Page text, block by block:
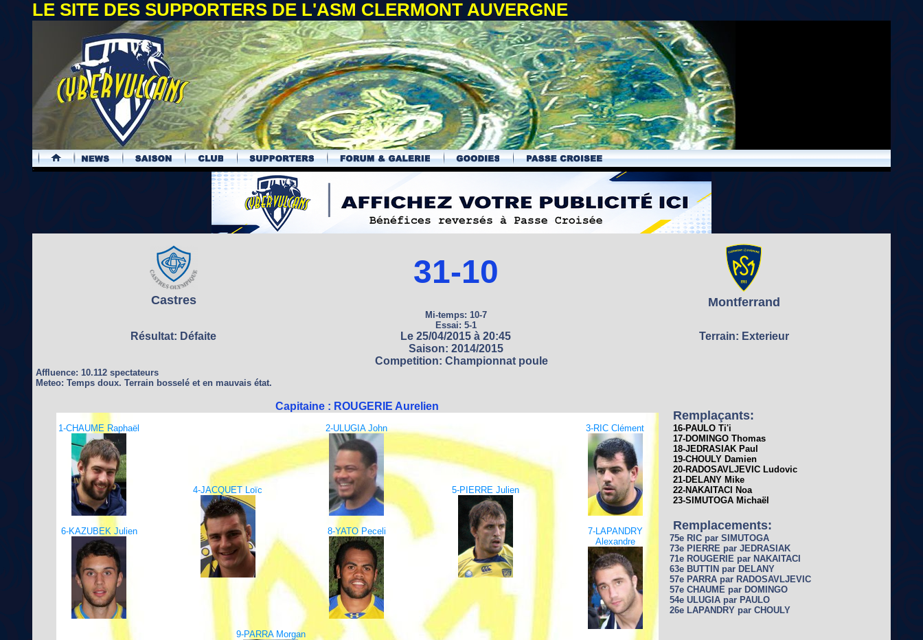
LE SITE DES SUPPORTERS DE L'ASM CLERMONT AUVERGNE
.
Castres
31-10
Montferrand
Mi-temps: 10-7
Essai: 5-1
Résultat: Défaite Le 25/04/2015 à 20:45
Terrain: Exterieur
Saison: 2014/2015
Competition: Championnat poule
Affluence: 10.112 spectateurs
Meteo: Temps doux. Terrain bosselé et en mauvais état.
Capitaine : ROUGERIE Aurelien
1-CHAUME Raphaël 2-ULUGIA John 3-RIC Clément
4-JACQUET Loïc 5-PIERRE Julien
6-KAZUBEK Julien 8-YATO Peceli
7-LAPANDRY
Alexandre
9-PARRA Morgan
Remplaçants:
16-PAULO Ti'i
17-DOMINGO Thomas
18-JEDRASIAK Paul
19-CHOULY Damien
20-RADOSAVLJEVIC Ludovic
21-DELANY Mike
22-NAKAITACI Noa
23-SIMUTOGA Michaël
Remplacements:
75e RIC par SIMUTOGA
73e PIERRE par JEDRASIAK
71e ROUGERIE par NAKAITACI
63e BUTTIN par DELANY
57e PARRA par RADOSAVLJEVIC
57e CHAUME par DOMINGO
54e ULUGIA par PAULO
26e LAPANDRY par CHOULY